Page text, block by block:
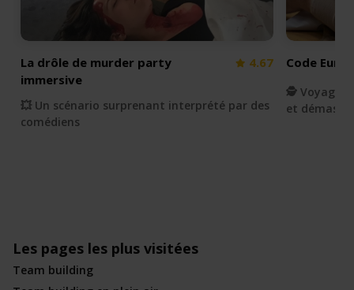
La drôle de murder party
immersive
4.67
💥 Un scénario surprenant interprété par des
comédiens
Code
🕵 Voyagez
et
Les pages les plus visitées
Team building